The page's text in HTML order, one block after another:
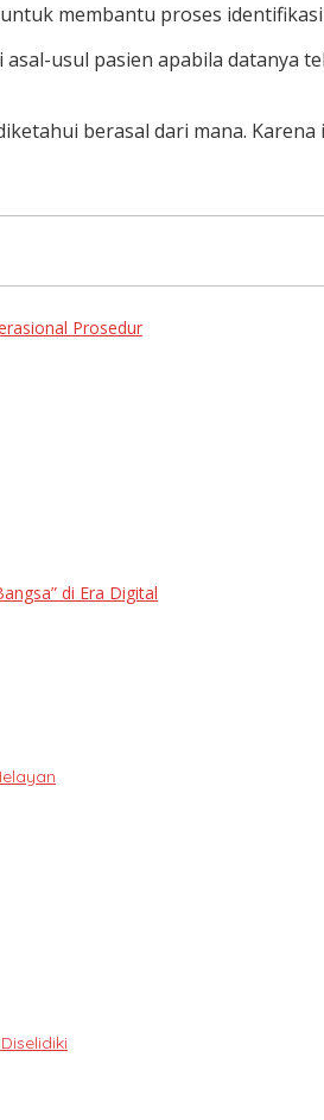
membantu proses identifikasi
usul pasien apabila datanya
berasal dari mana.
Prosedur
di Era Digital